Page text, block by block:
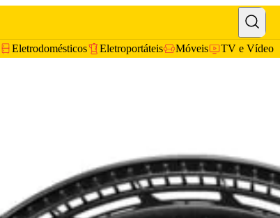
Eletrodomésticos Eletroportáteis Móveis TV e Vídeo